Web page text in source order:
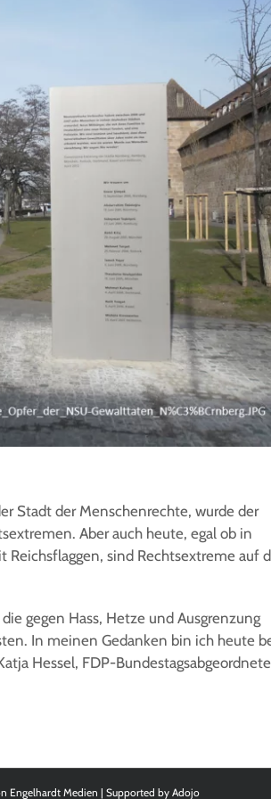
Stadt der Menschenrechte, wurde der
Aber auch heute, egal ob in
Reichsflaggen, sind Rechtsextreme auf
gegen Hass, Hetze und Ausgrenzung
In meinen Gedanken bin ich heute
Hessel, FDP-
Engelhardt Medien | Supported by Adojo